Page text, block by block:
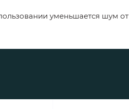
уменьшается шум от